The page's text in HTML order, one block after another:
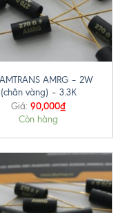
AMRG – 2W
(chân vàng) – 3.3K
Giá: 90,000₫
Còn hàng